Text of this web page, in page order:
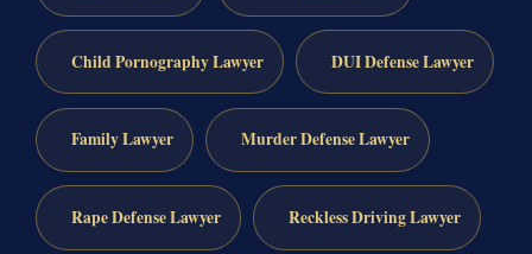
Child Pornography Lawyer DUI Defense Lawyer
Family Lawyer Murder Defense Lawyer
Rape Defense Lawyer Reckless Driving Lawyer